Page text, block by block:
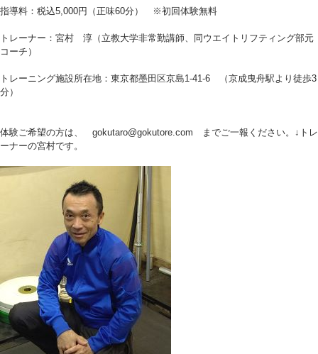
指導料：税込5,000円（正味60分） ※初回体験無料
トレーナー：宮村 淳（立教大学非常勤講師、同ウエイトリフティング部元
コーチ）
トレーニング施設所在地：東京都墨田区京島1-41-6 （京成曳舟駅より徒歩3
分）
体験ご希望の方は、 gokutaro@gokutore.com までご一報ください。↓トレ
ーナーの宮村です。